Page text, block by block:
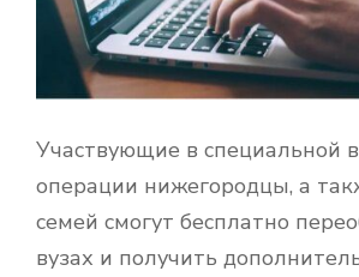
Н
Ю
Участвующие в специальной
операции нижегородцы, а
семей смогут бесплатно
вузах и получить